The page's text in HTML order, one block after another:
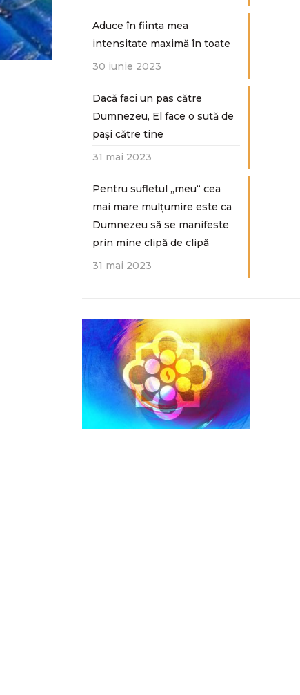
Aduce în ființa mea
intensitate maximă în toate
30 iunie 2023
Dacă faci un pas către
Dumnezeu, El face o sută de
paşi către tine
31 mai 2023
Pentru sufletul „meu“ cea
mai mare mulțumire este ca
Dumnezeu să se manifeste
prin mine clipă de clipă
31 mai 2023